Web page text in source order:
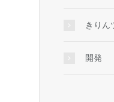
きりん
開発